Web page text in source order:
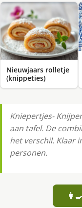
Nieuwjaars rolletje
(knippeties)
Kniepertjes-
aan tafel. De
het verschil. Klaar
personen.